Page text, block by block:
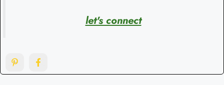
let's connect